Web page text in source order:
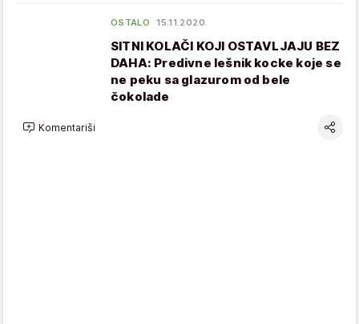
OSTALO 15.11.2020.
SITNI KOLAČI KOJI OSTAVLJAJU BEZ
DAHA: Predivne lešnik kocke koje se
ne peku sa glazurom od bele
čokolade
Komentariši